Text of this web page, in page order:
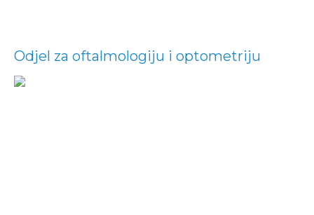
Odjel za oftalmologiju i optometriju